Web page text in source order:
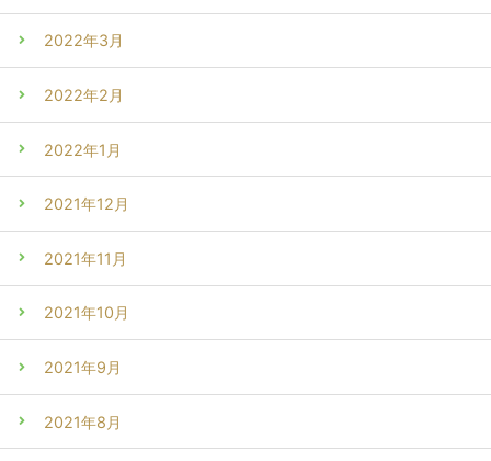
2022年3月
2022年2月
2022年1月
2021年12月
2021年11月
2021年10月
2021年9月
2021年8月